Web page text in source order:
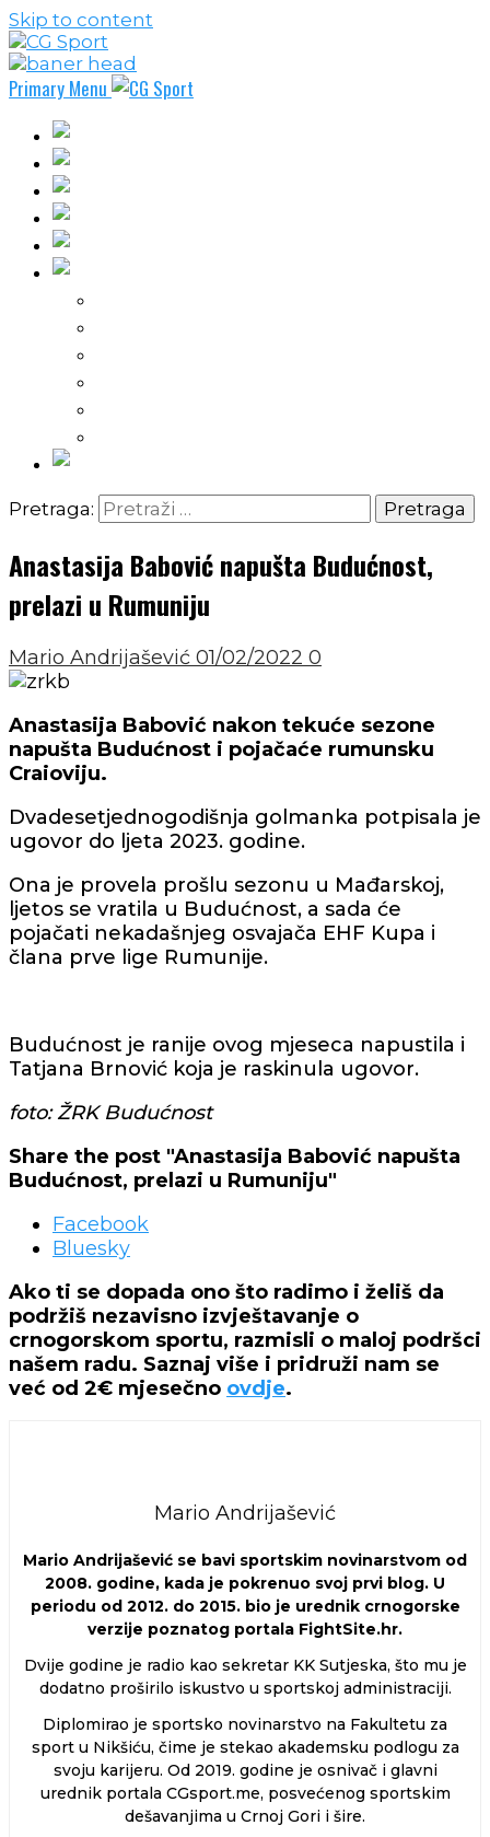
Skip to content
Primary Menu
Pretraga:
Anastasija Babović napušta Budućnost,
prelazi u Rumuniju
Mario Andrijašević 01/02/2022 0
Anastasija Babović nakon tekuće sezone
napušta Budućnost i pojačaće rumunsku
Craioviju.
Dvadesetjednogodišnja golmanka potpisala je
ugovor do ljeta 2023. godine.
Ona je provela prošlu sezonu u Mađarskoj,
ljetos se vratila u Budućnost, a sada će
pojačati nekadašnjeg osvajača EHF Kupa i
člana prve lige Rumunije.
Budućnost je ranije ovog mjeseca napustila i
Tatjana Brnović koja je raskinula ugovor.
foto: ŽRK Budućnost
Share the post "Anastasija Babović napušta
Budućnost, prelazi u Rumuniju"
Facebook
Bluesky
Ako ti se dopada ono što radimo i želiš da
podržiš nezavisno izvještavanje o
crnogorskom sportu, razmisli o maloj podršci
našem radu. Saznaj više i pridruži nam se
već od 2€ mjesečno ovdje.
Mario Andrijašević
Mario Andrijašević se bavi sportskim novinarstvom od
2008. godine, kada je pokrenuo svoj prvi blog. U
periodu od 2012. do 2015. bio je urednik crnogorske
verzije poznatog portala FightSite.hr.
Dvije godine je radio kao sekretar KK Sutjeska, što mu je
dodatno proširilo iskustvo u sportskoj administraciji.
Diplomirao je sportsko novinarstvo na Fakultetu za
sport u Nikšiću, čime je stekao akademsku podlogu za
svoju karijeru. Od 2019. godine je osnivač i glavni
urednik portala CGsport.me, posvećenog sportskim
dešavanjima u Crnoj Gori i šire.